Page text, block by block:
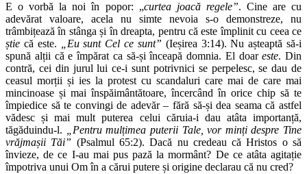
E o vorbă la noi în popor: „curtea joacă regele”. Cine are cu
adevărat valoare, acela nu simte nevoia s-o demonstreze, nu
trâmbițează în stânga și în dreapta, pentru că este împlinit cu ceea ce
știe că este. „Eu sunt Cel ce sunt” (Ieșirea 3:14). Nu așteaptă să-i
spună alții că e împărat ca să-și înceapă domnia. El doareste. Din
contră, cei din jurul lui ce-i sunt potrivnici se perpelesc, se dau de
ceasul morții și ies la protest cu scandaluri care mai de care mai
mincinoase și mai înspăimântătoare, încercând în orice chip să te
împiedice să te convingi de adevăr – fără să-și dea seama că astfel
vădesc și mai mult puterea celui căruia-i dau atâta importanță,
tăgăduindu-l. „Pentru mulțimea puterii Tale, vor minți despre Tine
vrăjmașii Tăi” (Psalmul 65:2). Dacă nu credeau că Hristos o să
învieze, de ce I-au mai pus pază la mormânt? De ce atâta agitație
împotriva unui Om în a cărui putere și origine declarau că nu cred?